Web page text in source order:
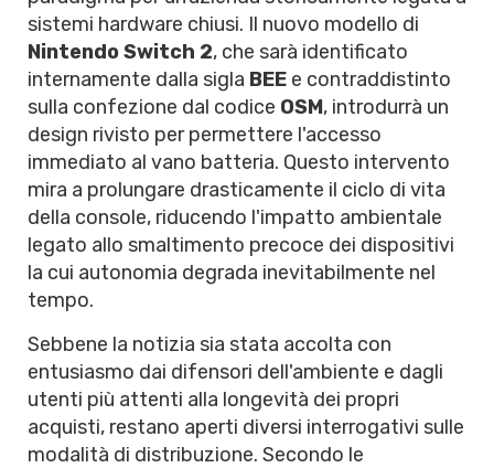
sistemi hardware chiusi. Il nuovo modello di
Nintendo Switch 2, che sarà identificato
internamente dalla sigla BEE e contraddistinto
sulla confezione dal codice OSM, introdurrà un
design rivisto per permettere l'accesso
immediato al vano batteria. Questo intervento
mira a prolungare drasticamente il ciclo di vita
della console, riducendo l'impatto ambientale
legato allo smaltimento precoce dei dispositivi
la cui autonomia degrada inevitabilmente nel
tempo.
Sebbene la notizia sia stata accolta con
entusiasmo dai difensori dell'ambiente e dagli
utenti più attenti alla longevità dei propri
acquisti, restano aperti diversi interrogativi sulle
modalità di distribuzione. Secondo le